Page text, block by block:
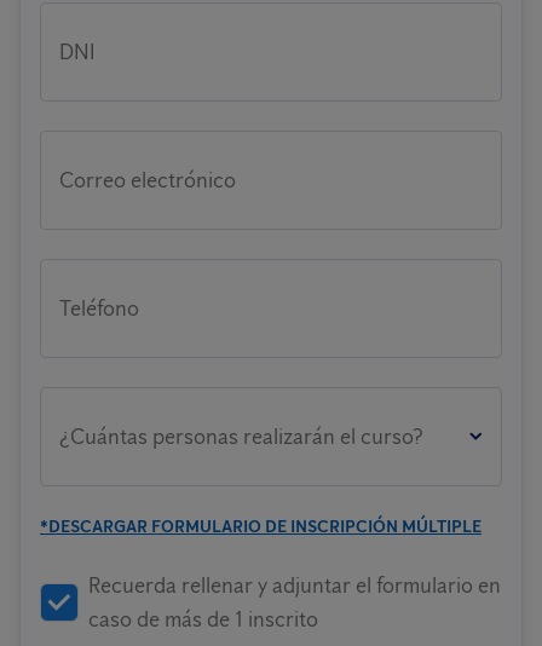
DNI
Correo electrónico
Teléfono
¿Cuántas personas realizarán el curso?
*DESCARGAR FORMULARIO DE INSCRIPCIÓN MÚLTIPLE
Recuerda rellenar y adjuntar el formulario en
caso de más de 1 inscrito